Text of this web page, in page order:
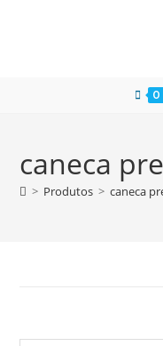
0
caneca
> Produtos > caneca